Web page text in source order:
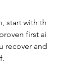
start with th
first ai
recover and